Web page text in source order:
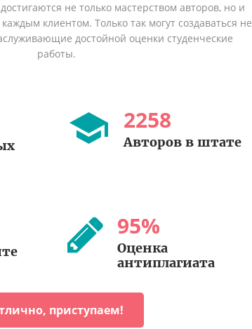
не только мастерством авторов, но и
клиентом. Только так могут создаваться не
достойной оценки студенческие
работы.
2258
Авторов в штате
95%
Оценка
антиплагиата
приступаем!